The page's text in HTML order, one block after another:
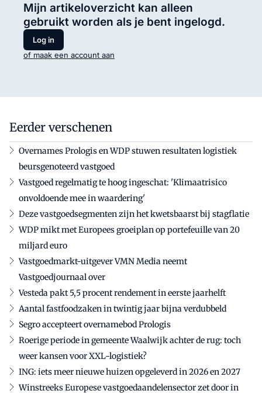
Mijn artikeloverzicht kan alleen
gebruikt worden als je bent ingelogd.
Log in
of maak een account aan
Eerder verschenen
Overnames Prologis en WDP stuwen resultaten logistiek
beursgenoteerd vastgoed
Vastgoed regelmatig te hoog ingeschat: 'Klimaatrisico
onvoldoende mee in waardering'
Deze vastgoedsegmenten zijn het kwetsbaarst bij stagflatie
WDP mikt met Europees groeiplan op portefeuille van 20
miljard euro
Vastgoedmarkt-uitgever VMN Media neemt
Vastgoedjournaal over
Vesteda pakt 5,5 procent rendement in eerste jaarhelft
Aantal fastfoodzaken in twintig jaar bijna verdubbeld
Segro accepteert overnamebod Prologis
Roerige periode in gemeente Waalwijk achter de rug: toch
weer kansen voor XXL-logistiek?
ING: iets meer nieuwe huizen opgeleverd in 2026 en 2027
Winstreeks Europese vastgoedaandelensector zet door in